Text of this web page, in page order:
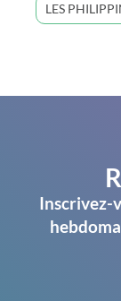
LES
Inscrivez-